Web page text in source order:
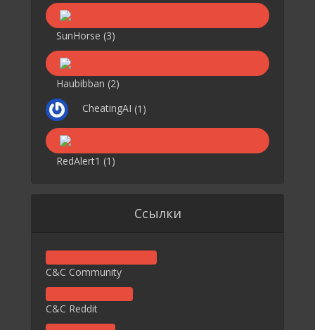
SunHorse (3)
Haubibban (2)
CheatingAI (1)
RedAlert1 (1)
Ссылки
C&C Community
C&C Reddit